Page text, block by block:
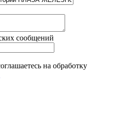
сообщений
на обработку